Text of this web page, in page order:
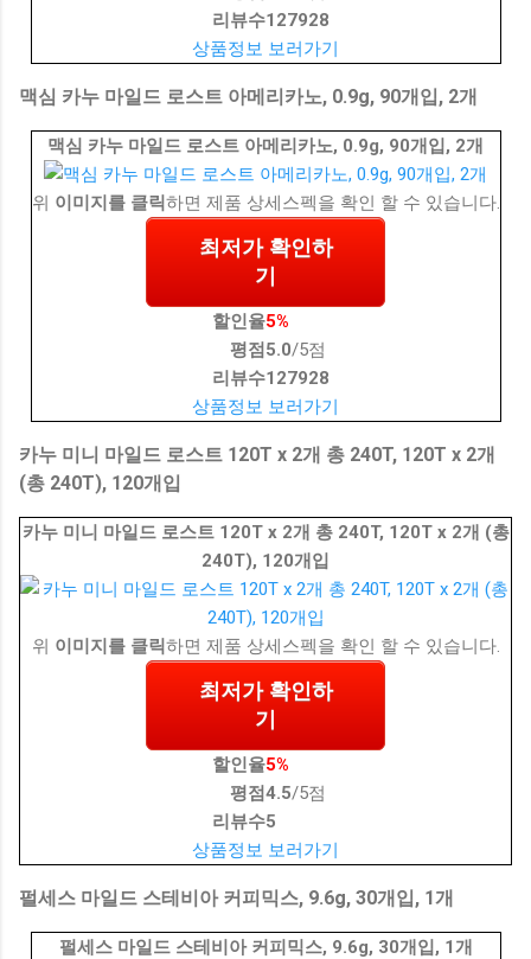
리뷰수127928
상품정보 보러가기
맥심 카누 마일드 로스트 아메리카노, 0.9g, 90개입, 2개
맥심 카누 마일드 로스트 아메리카노, 0.9g, 90개입, 2개
위 이미지를 클릭하면 제품 상세스펙을 확인 할 수 있습니다.
최저가 확인하
기
할인율5%
평점 5.0/5점
리뷰수127928
상품정보 보러가기
카누 미니 마일드 로스트 120T x 2개 총 240T, 120T x 2개
(총 240T), 120개입
카누 미니 마일드 로스트 120T x 2개 총 240T, 120T x 2개 (총
240T), 120개입
위 이미지를 클릭하면 제품 상세스펙을 확인 할 수 있습니다.
최저가 확인하
기
할인율5%
평점4.5/5점
리뷰수5
상품정보 보러가기
펄세스 마일드 스테비아 커피믹스, 9.6g, 30개입, 1개
펄세스 마일드 스테비아 커피믹스, 9.6g, 30개입, 1개